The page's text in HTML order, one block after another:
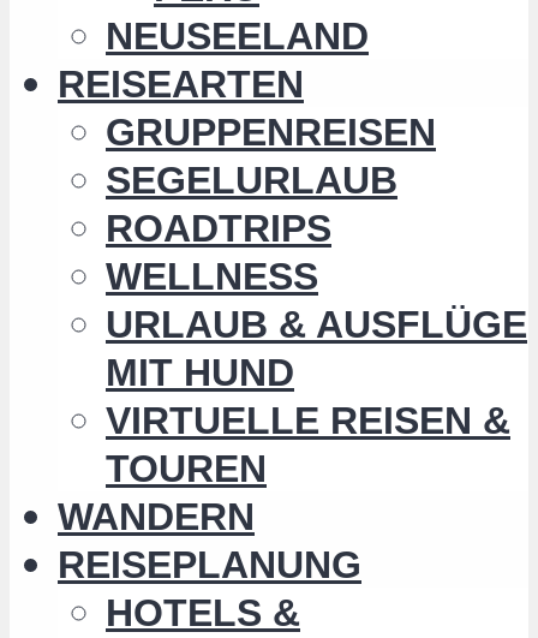
NEUSEELAND
REISEARTEN
GRUPPENREISEN
SEGELURLAUB
ROADTRIPS
WELLNESS
URLAUB & AUSFLÜGE
MIT HUND
VIRTUELLE REISEN &
TOUREN
WANDERN
REISEPLANUNG
HOTELS &